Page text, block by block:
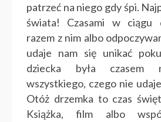
patrzeć na niego gdy śpi.
świata! Czasami w ciągu
razem z nim albo
udaje nam się unikać
dziecka była czasem
wszystkiego, czego nie
Otóż drzemka to czas
Książka, film albo